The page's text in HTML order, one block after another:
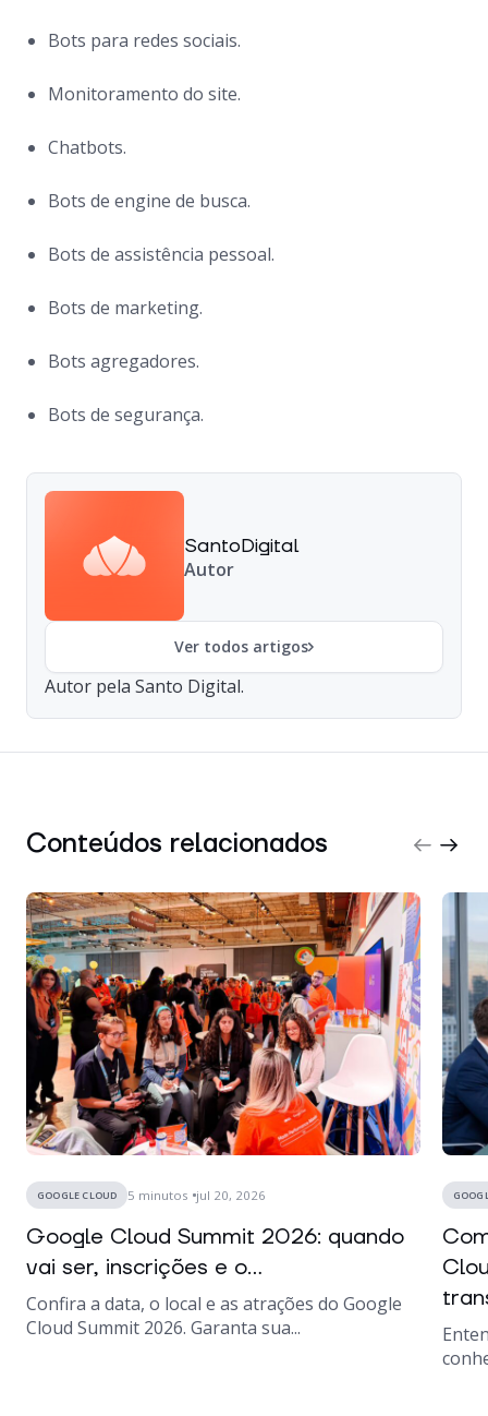
Bots para redes sociais.
Monitoramento do site.
Chatbots.
Bots de engine de busca.
Bots de assistência pessoal.
Bots de marketing.
Bots agregadores.
Bots de segurança.
SantoDigital
Autor
Ver todos artigos
Autor pela Santo Digital.
Conteúdos relacionados
GOOGLE CLOUD 5 minutos jul 20, 2026
Google Cloud Summit 2026: quando
vai ser, inscrições e o...
Confira a data, o local e as atrações do Google
Cloud Summit 2026. Garanta sua...